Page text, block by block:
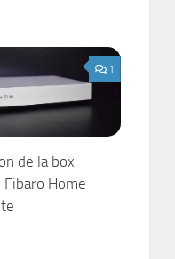
1
de la box
Home